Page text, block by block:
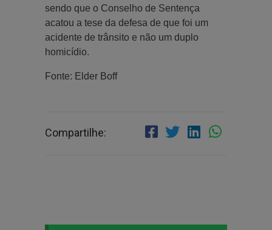
sendo que o Conselho de Sentença
acatou a tese da defesa de que foi um
acidente de trânsito e não um duplo
homicídio.
Fonte: Elder Boff
Compartilhe: